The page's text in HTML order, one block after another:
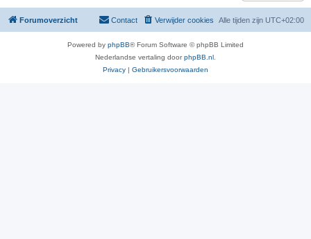
Forumoverzicht Alle tijden zijn UTC+02:00
Verwijder cookies
Contact
Powered by phpBB® Forum Software © phpBB Limited
Nederlandse vertaling doorphpBB.nl
Privacy | Gebruikersvoorwaarden